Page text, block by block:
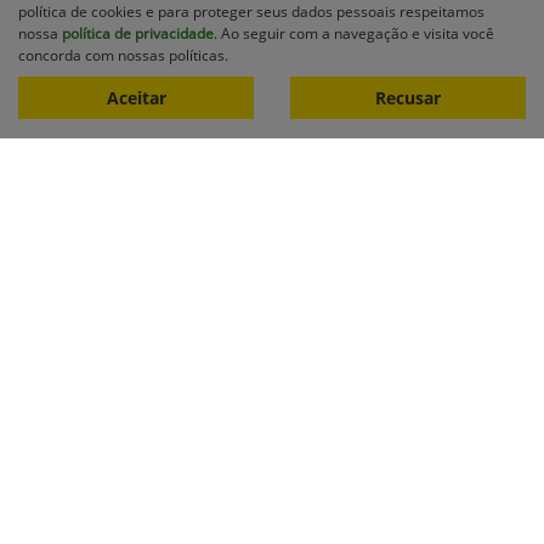
Ver Mais 13 lojas
R$ 1.062.500,00
0 km 2013/2013
política de cookies e para proteger seus dados pessoais respeitamos
nossa política de privacidade. Ao seguir com a navegação e visita você
concorda com nossas políticas.
Aceitar Recusar